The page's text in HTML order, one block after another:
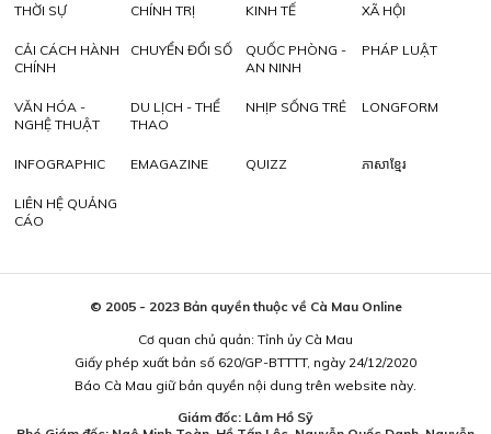
THỜI SỰ CHÍNH TRỊ KINH TẾ XÃ HỘI
CẢI CÁCH HÀNH
CHÍNH
CHUYỂN ĐỔI SỐ
QUỐC PHÒNG -
AN NINH
PHÁP LUẬT
VĂN HÓA -
NGHỆ THUẬT
DU LỊCH - THỂ
THAO
NHỊP SỐNG TRẺ LONGFORM
INFOGRAPHIC EMAGAZINE QUIZZ ភាសាខ្មែរ
LIÊN HỆ QUẢNG
CÁO
© 2005 - 2023 Bản quyền thuộc về Cà Mau Online
Cơ quan chủ quản: Tỉnh ủy Cà Mau
Giấy phép xuất bản số 620/GP-BTTTT, ngày 24/12/2020
Báo Cà Mau giữ bản quyền nội dung trên website này.
Giám đốc: Lâm Hồ Sỹ